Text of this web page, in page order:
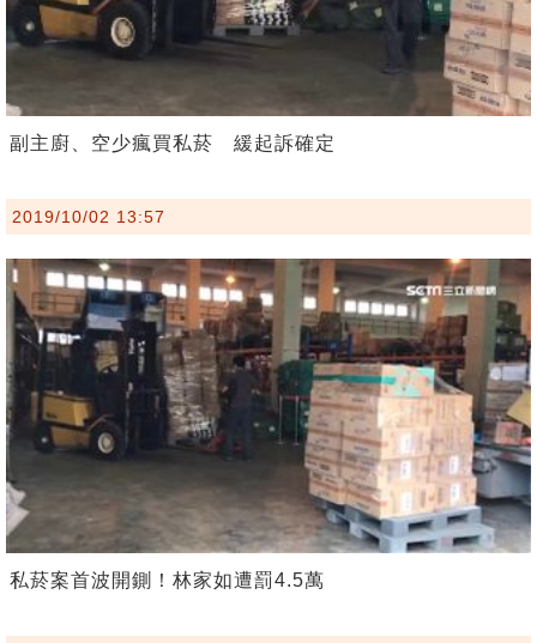
副主廚、空少瘋買私菸 緩起訴確定
2019/10/02 13:57
私菸案首波開鍘！林家如遭罰4.5萬